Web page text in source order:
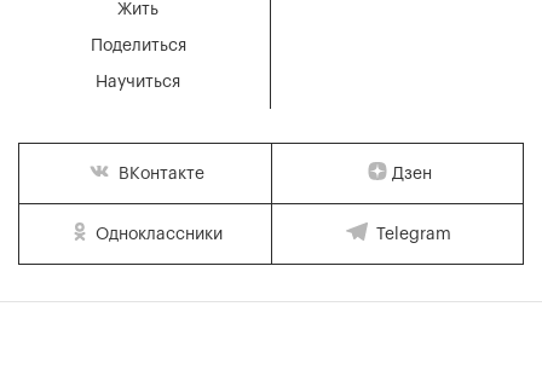
Жить
Поделиться
Научиться
ВКонтакте Дзен
Одноклассники Telegram